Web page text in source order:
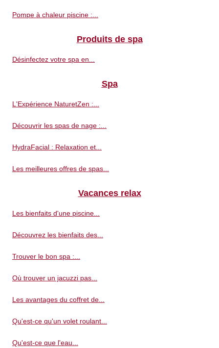
Pompe à chaleur piscine :...
Produits de spa
Désinfectez votre spa en...
Spa
L'Expérience NaturetZen :...
Découvrir les spas de nage :...
HydraFacial : Relaxation et...
Les meilleures offres de spas...
Vacances relax
Les bienfaits d'une piscine...
Découvrez les bienfaits des...
Trouver le bon spa :...
Où trouver un jacuzzi pas...
Les avantages du coffret de...
Qu'est-ce qu'un volet roulant...
Qu'est-ce que l'eau...